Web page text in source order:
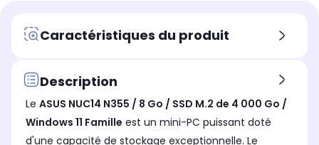
Contrôleur graphique
-
Intel Core i3
Fréquence du processeur (en
GHz)
3.3
Contrôleur graphique
Intel UHD Graphics
Fréquence du processeur (en
GHz)
3.4
Nombres de coeurs du
Caractéristiques du produit
Description
Le ASUS NUC14 N355 / 8 Go / SSD M.2 de 4 000 Go /
Windows 11 Famille est un mini-PC puissant doté
d'une capacité de stockage exceptionnelle. Le